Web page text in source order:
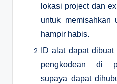
lokasi project dan
untuk memisahkan
hampir habis.
ID alat dapat
pengkodean di
supaya dapat